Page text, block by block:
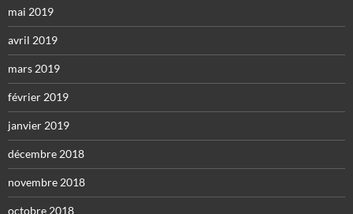
mai 2019
avril 2019
mars 2019
février 2019
janvier 2019
décembre 2018
novembre 2018
octobre 2018